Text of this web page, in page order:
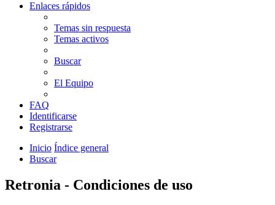
Enlaces rápidos
Temas sin respuesta
Temas activos
Buscar
El Equipo
FAQ
Identificarse
Registrarse
Inicio Índice general
Buscar
Retronia - Condiciones de uso